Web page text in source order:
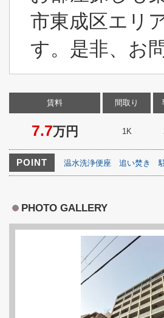
市東成区エリ
す。是非、お
賃料
7.7万円
間取り
1K
POINT 温水洗浄便座 追い焚き
PHOTO GALLERY